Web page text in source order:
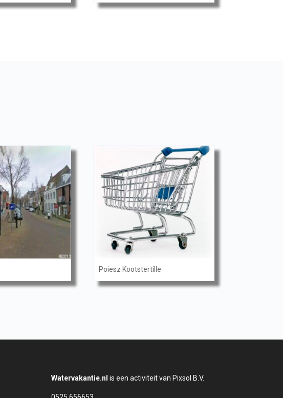
Poiesz Kootstertille
Watervakantie.nl is een activiteit van Pixsol B.V.